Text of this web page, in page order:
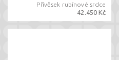
Přívěsek rubínové srdce
42.450 Kč